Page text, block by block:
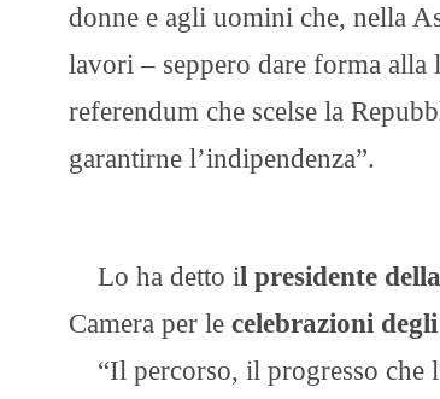
donne e agli uomini che, nella
lavori – seppero dare forma alla
referendum che scelse la
garantirne l’indipendenza”.
Lo ha detto il presidente
Camera per le celebrazioni
“Il percorso, il progresso che